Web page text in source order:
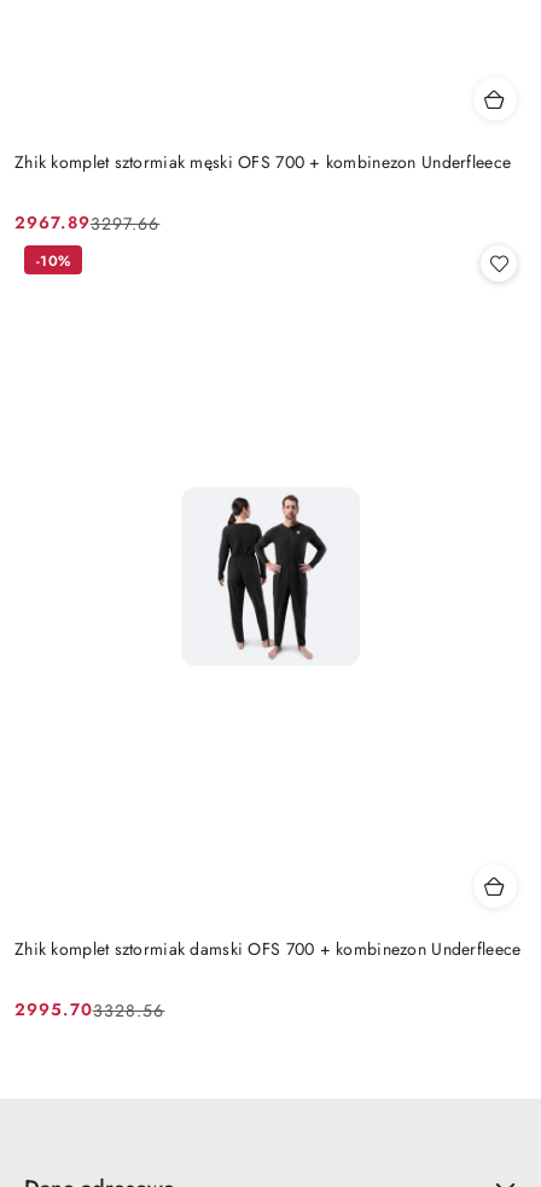
Zhik komplet sztormiak męski OFS 700 + kombinezon Underfleece
Cena
promocyjna:
2967.89
Cena
przed
3297.66
Zhik komplet sztormiak damski OFS 700 + kombinezon Underfleece
Cena
2995.70
Cena
3328.56
-10%